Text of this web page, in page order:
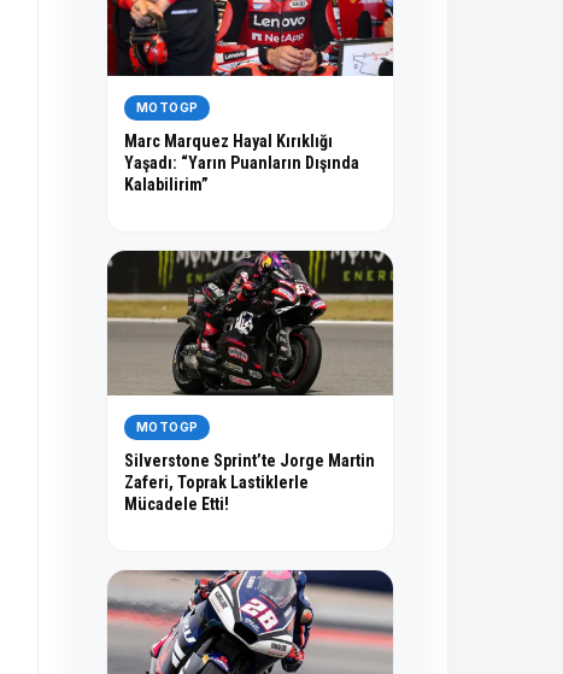
MOTOGP
Marc Marquez Hayal Kırıklığı
Yaşadı: “Yarın Puanların Dışında
Kalabilirim”
MOTOGP
Silverstone Sprint’te Jorge Martin
Zaferi, Toprak Lastiklerle
Mücadele Etti!